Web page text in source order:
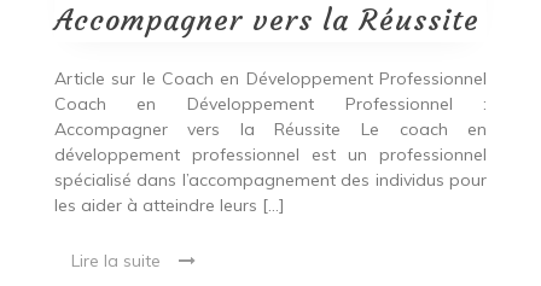
Réussite
Accompagner vers la Réussite
Article sur le Coach en Développement Professionnel
Coach en Développement Professionnel :
Accompagner vers la Réussite Le coach en
développement professionnel est un professionnel
spécialisé dans l’accompagnement des individus pour
les aider à atteindre leurs […]
Lire la suite